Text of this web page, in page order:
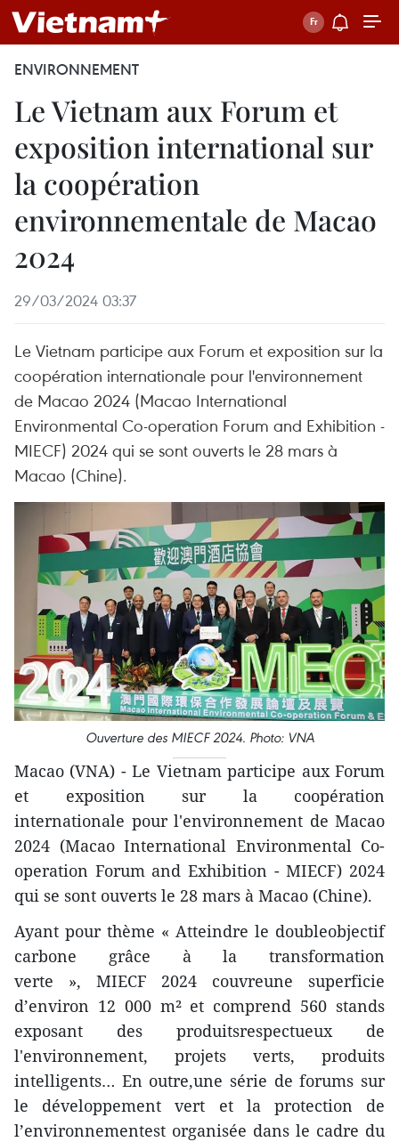
ENVIRONNEMENT
Le Vietnam aux Forum et
exposition international sur
la coopération
environnementale de Macao
2024
29/03/2024 03:37
Le Vietnam participe aux Forum et exposition sur la
coopération internationale pour l'environnement
de Macao 2024 (Macao International
Environmental Co-operation Forum and Exhibition -
MIECF) 2024 qui se sont ouverts le 28 mars à
Macao (Chine). ​
Ouverture des MIECF 2024. Photo: VNA
Macao (VNA) - Le Vietnam participe aux Forum
et exposition sur la coopération
internationale pour l'environnement de Macao
2024 (Macao International Environmental Co-
operation Forum and Exhibition - MIECF) 2024
qui se sont ouverts le 28 mars à Macao (Chine).
Ayant pour thème « Atteindre le doubleobjectif
carbone grâce à la transformation
verte », MIECF 2024 couvreune superficie
d’environ 12 000 m² et comprend 560 stands
exposant des produitsrespectueux de
l'environnement, projets verts, produits
intelligents… En outre,une série de forums sur
le développement vert et la protection de
l’environnementest organisée dans le cadre du